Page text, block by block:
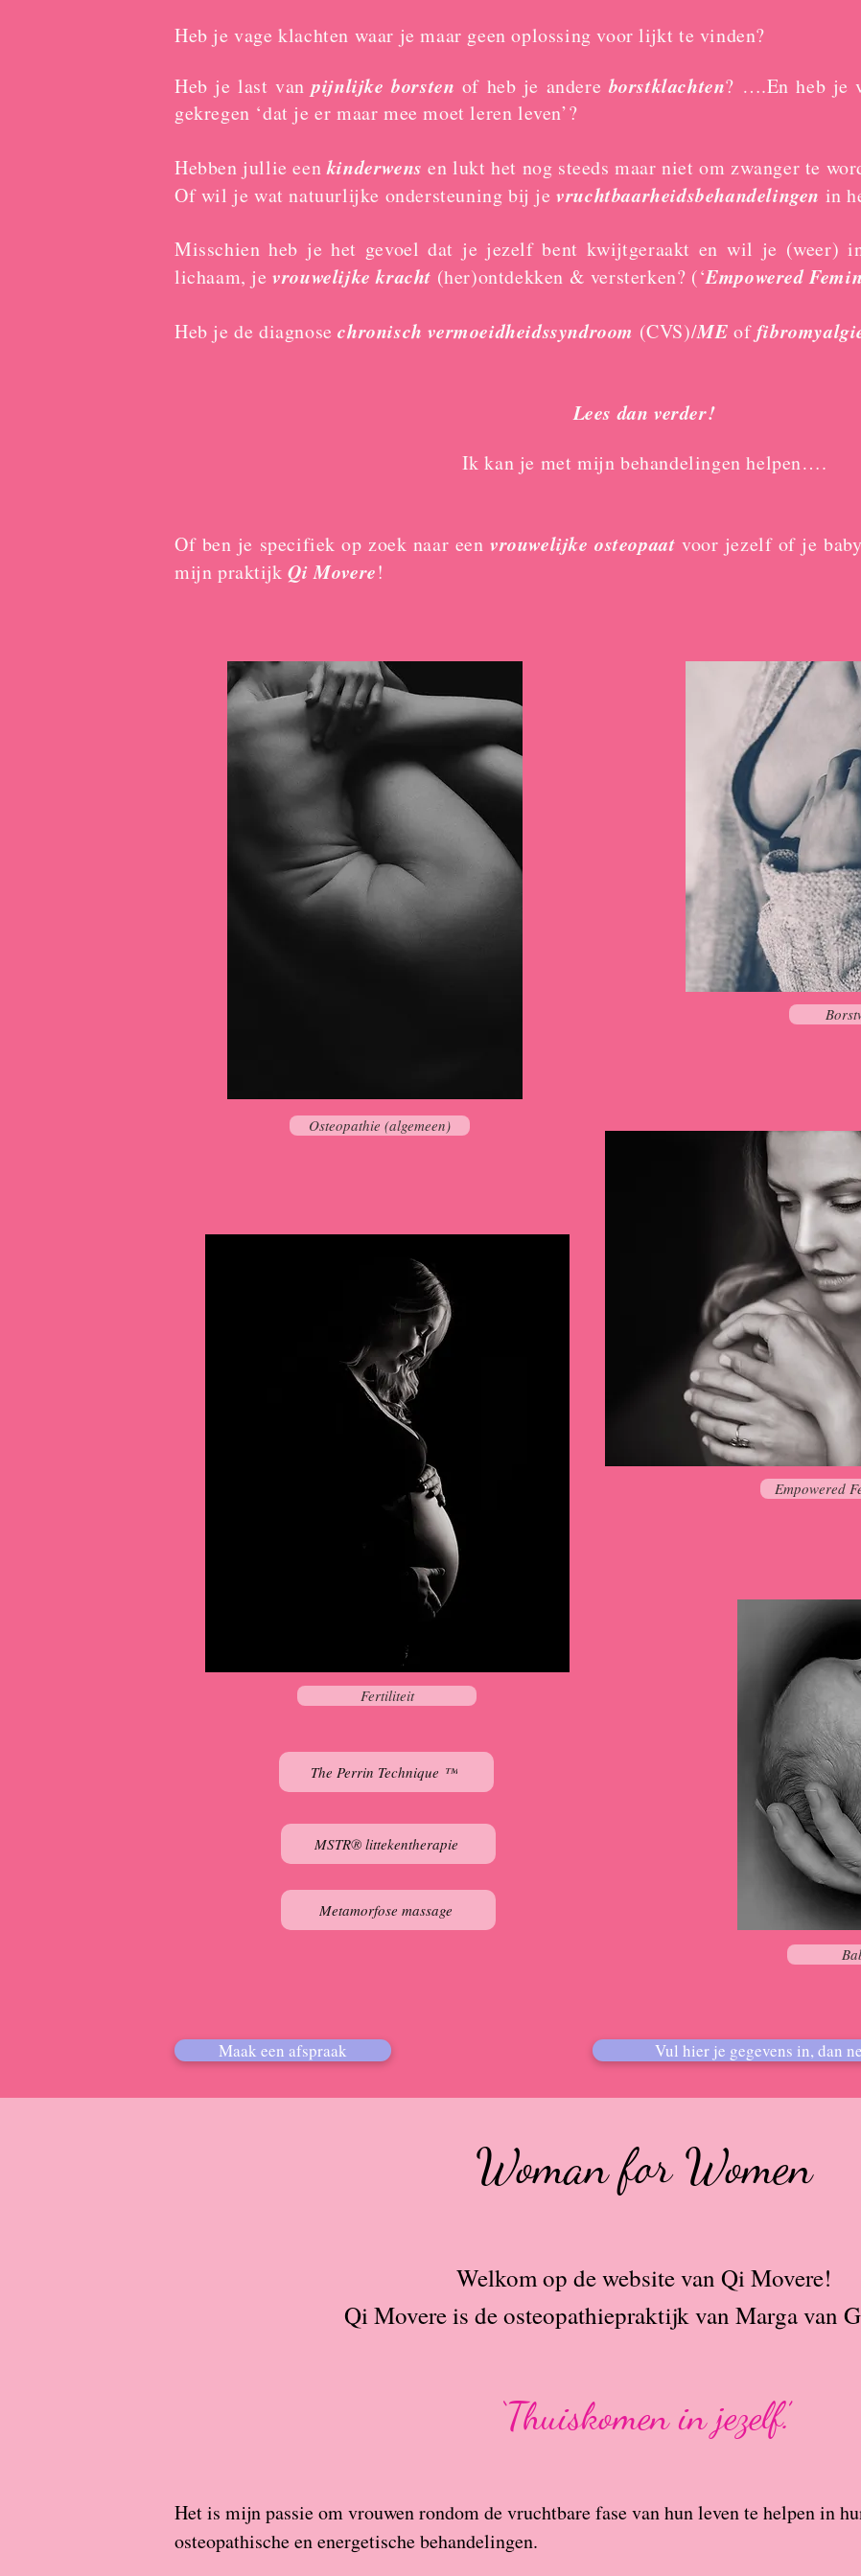
Heb je vage klachten waar je maar geen oplossing voor lijkt te vinden?
Heb je last vanpijnlijke borsten of heb je andereborstklachten? ….En heb je
gekregen ‘dat je er maar mee moet leren leven’?
Hebben jullie eenkinderwens en lukt het nog steeds maar niet om zwanger te
Of wil je wat natuurlijke ondersteuning bij jevruchtbaarheidsbehandelingen in
Misschien heb je het gevoel dat je jezelf bent kwijtgeraakt en wil je (weer)
lichaam, jevrouwelijke kracht (her)ontdekken & versterken? (‘Empowered
Heb je de diagnosechronisch vermoeidheidssyndroom (CVS)/ME of
Lees dan verder!
Ik kan je met mijn behandelingen helpen….
Of ben je specifiek op zoek naar een vrouwelijke osteopaat voor jezelf of je
mijn praktijkQi Movere!
Fertiliteit
Osteopathie (algemeen)
Empowered
MSTR® littekentherapie
Metamorfose massage
The Perrin Technique ™
Maak een afspraak Vul hier je gegevens in, dan
Woman for Women
Welkom op de website van Qi Movere!
Qi Movere is de osteopathiepraktijk van Marga van
‘Thuiskomen in jezelf.’
Het is mijn passie om vrouwen rondom de vruchtbare fase van hun leven te helpen in
osteopathische en energetische behandelingen.